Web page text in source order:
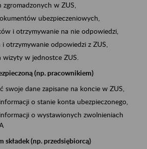
w ZUS,
ubezpieczeniowych,
i otrzymywanie na nie odpowiedzi,
otrzymywanie odpowiedzi z ZUS,
wizyty w jednostce ZUS.
(np. pracownikiem)
swoje dane zapisane na koncie w ZUS,
o stanie konta ubezpieczonego,
o wystawionych zwolnieniach
składek (np. przedsiębiorcą)